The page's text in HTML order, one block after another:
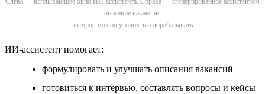
описание вакансии,
которое можно уточнять и дорабатывать
ИИ-ассистент помогает:
формулировать и улучшать описания вакансий
готовиться к интервью, составлять вопросы и кейсы